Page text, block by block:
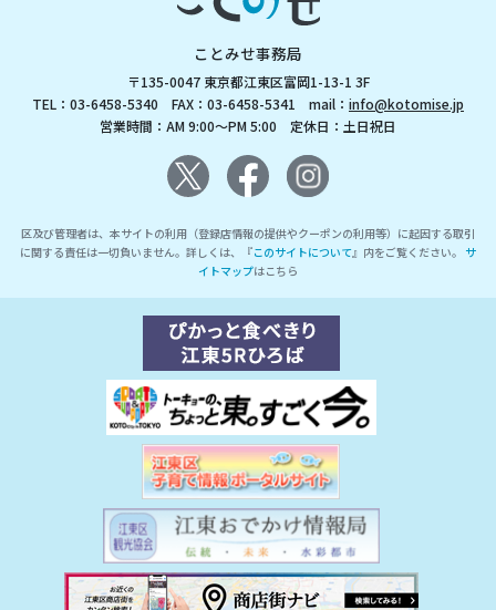
ことみせ事務局
〒135-0047 東京都江東区富岡1-13-1 3F
TEL：03-6458-5340 FAX：03-6458-5341 mail： info@kotomise.jp
営業時間：AM 9:00～PM 5:00 定休日：土日祝日
区及び管理者は、本サイトの利用（登録店情報の提供やクーポンの利用等）に起因する取引
に関する責任は一切負いません。詳しくは、『このサイトについて』内をご覧ください。 サ
イトマップはこちら